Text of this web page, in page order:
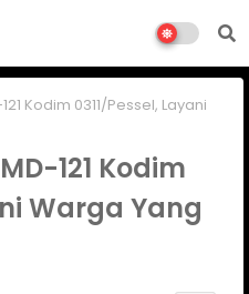
Kodim 0311/Pessel, Layani
121 Kodim
Warga Yang